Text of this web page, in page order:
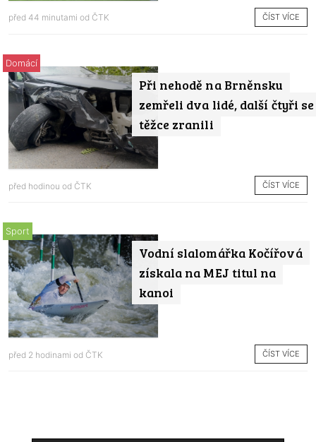
před 44 minutami od ČTK ČÍST VÍCE
Při nehodě na Brněnsku
zemřeli dva lidé, další čtyři se
těžce zranili
Domácí
před hodinou od ČTK ČÍST VÍCE
Vodní slalomářka Kočířová
získala na MEJ titul na
kanoi
Sport
před 2 hodinami od ČTK ČÍST VÍCE